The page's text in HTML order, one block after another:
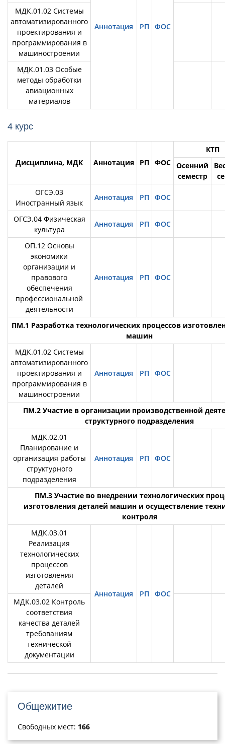
Аннотация РП ФОС
МДК.01.02 Системы
автоматизированного
проектирования и
программирования в
машиностроении
МДК.01.03 Особые
методы обработки
авиационных
материалов
4 курс
Дисциплина, МДК Аннотация РП ФОС
КТП
Осенний
семестр
ОГСЭ.03
Иностранный язык
Аннотация РП ФОС
ОГСЭ.04 Физическая
культура
Аннотация РП ФОС
ОП.12 Основы
экономики
организации и
правового
обеспечения
профессиональной
деятельности
Аннотация РП ФОС
ПМ.1 Разработка технологических процессов
машин
МДК.01.02 Системы
автоматизированного
проектирования и
программирования в
машиностроении
Аннотация РП ФОС
ПМ.2 Участие в организации производственной
структурного подразделения
МДК.02.01
Планирование и
организация работы
структурного
подразделения
Аннотация РП ФОС
ПМ.3 Участие во внедрении технологических
изготовления деталей машин и осуществление
контроля
МДК.03.01
Реализация
технологических
процессов
изготовления
деталей
Аннотация
РП
ФОС
МДК.03.02 Контроль
соответствия
качества деталей
требованиям
технической
документации
Общежитие
Свободных мест: 166